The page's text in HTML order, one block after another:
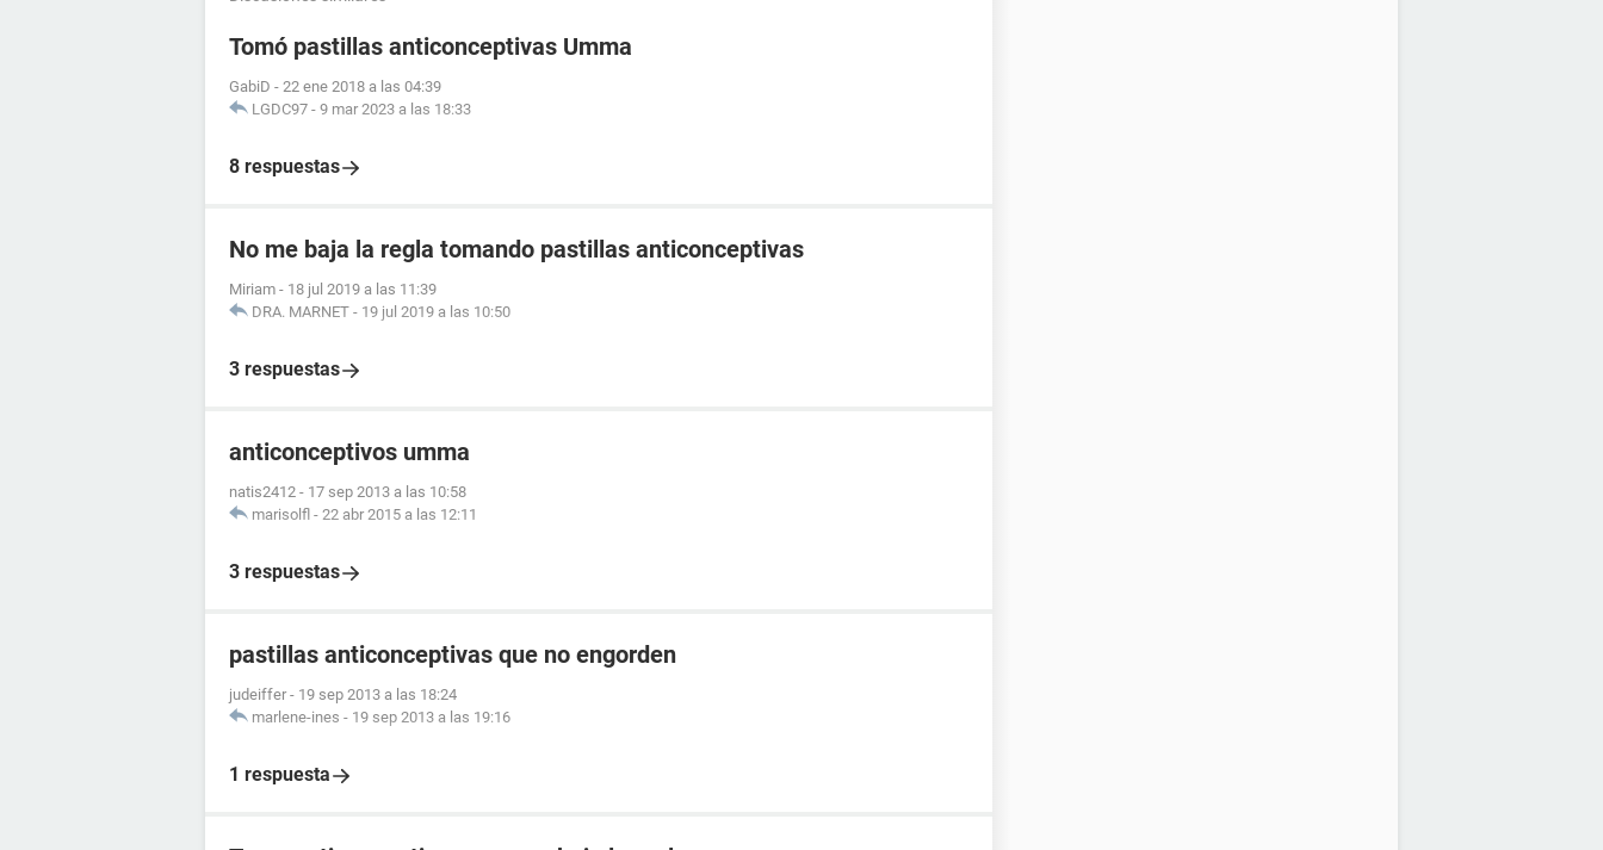
Tomó pastillas anticonceptivas Umma
GabiD - 22 ene 2018 a las 04:39
LGDC97 - 9 mar 2023 a las 18:33
8 respuestas
No me baja la regla tomando pastillas anticonceptivas
Miriam - 18 jul 2019 a las 11:39
DRA. MARNET - 19 jul 2019 a las 10:50
3 respuestas
anticonceptivos umma
natis2412 - 17 sep 2013 a las 10:58
marisolfl - 22 abr 2015 a las 12:11
3 respuestas
pastillas anticonceptivas que no engorden
judeiffer - 19 sep 2013 a las 18:24
marlene-ines - 19 sep 2013 a las 19:16
1 respuesta